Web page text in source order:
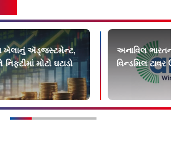
ખેલાનું ઍડ્જસ્ટમેન્ટ,
મોટો ઘટાડો
અનાવિલ
વિન્ડમિલ ટાવર